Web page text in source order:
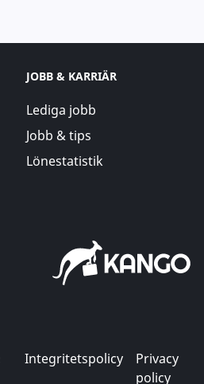
JOBB & KARRIÄR
Lediga jobb
Jobb & tips
Lönestatistik
Integritetspolicy
Privacy
policy